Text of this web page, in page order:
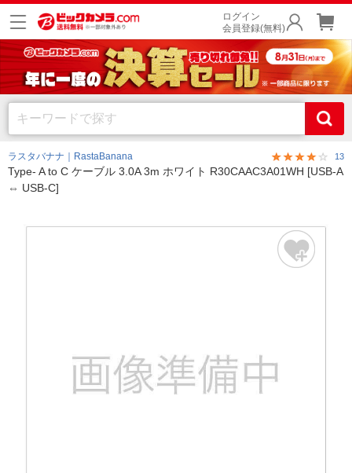
ログイン
会員登録(無料)
ラスタバナナ｜RastaBanana 13
Type- A to C ケーブル 3.0A 3m ホワイト R30CAAC3A01WH [USB-A
⇔ USB-C]